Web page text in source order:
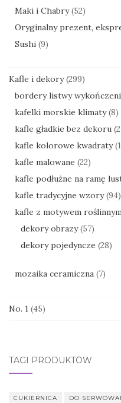
Maki i Chabry (52)
Oryginalny prezent,
Sushi (9)
Kafle i dekory (299)
bordery listwy
kafelki morskie klimaty (8)
kafle gładkie bez dekoru
kafle kolorowe kwadraty
kafle malowane (22)
kafle podłużne na ramę
kafle tradycyjne wzory (94)
kafle z motywem
dekory obrazy (57)
dekory pojedyncze (28)
mozaika ceramiczna (7)
No. 1 (45)
TAGI PRODUKTÓW
CUKIERNICA DO